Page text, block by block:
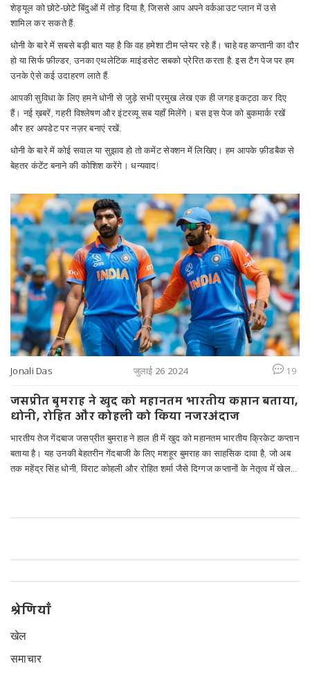
शेड्यूल को छोटे‑छोटे बिंदुओं में तोड़ दिया है, जिससे आप अपने वर्कआउट प्लान में उसे
शामिल कर सकते हैं.
धोनी के बारे में सबसे बड़ी बात यह है कि वह हमेशा टीम प्लेयर रहे हैं। चाहे वह कप्तानी का दौर
हो या सिर्फ फ़ील्डर, उनका एथलेटिक माइंडसेट सबको प्रेरित करता है. इस टैग पेज पर हम
उनके ऐसे कई उदाहरण लाते हैं.
आपकी सुविधा के लिए हमने धोनी से जुड़े सभी प्रमुख लेख एक ही जगह इकट्ठा कर दिए
हैं। नई ख़बरें, गहरी विश्लेषण और इंटरव्यू सब यहाँ मिलेंगे। बस इस पेज को बुकमार्क रखें
और हर अपडेट पर नज़र बनाएं रखें.
धोनी के बारे में कोई सवाल या सुझाव हो तो कमेंट सेक्शन में लिखिए। हम आपके फ़ीडबैक से
बेहतर कंटेंट बनाने की कोशिश करेंगे। धन्यवाद!
Jonali Das जुलाई 26 2024 19
जसप्रीत बुमराह ने खुद को महानतम भारतीय कप्तान बताया,
धोनी, रोहित और कोहली को किया नजरअंदाज
भारतीय तेज गेंदबाज जसप्रीत बुमराह ने हाल ही में खुद को महानतम भारतीय क्रिकेट कप्तान
बताया है। यह उनकी बेहतरीन गेंदबाजी के लिए मशहूर बुमराह का साहसिक दावा है, जो अब
तक महेंद्र सिंह धोनी, विराट कोहली और रोहित शर्मा जैसे दिग्गज कप्तानों के नेतृत्व में खेल
श्रेणियाँ
खेल
समाचार